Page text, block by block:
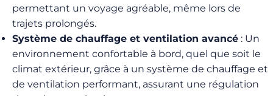
permettant un voyage agréable, même lors de
trajets prolongés.
Système de chauffage et ventilation avancé : Un
environnement confortable à bord, quel que soit le
climat extérieur, grâce à un système de chauffage et
de ventilation performant, assurant une régulation